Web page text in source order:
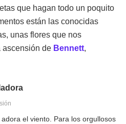
que hagan todo un poquito
están las conocidas
unas flores que nos
ascensión de Bennett,
el viento. Para los orgullosos